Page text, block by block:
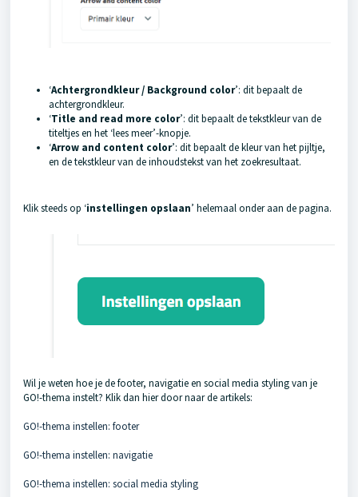
‘Achtergrondkleur / Background color’: dit bepaalt de
achtergrondkleur.
‘Title and read more color’: dit bepaalt de tekstkleur van de
titeltjes en het ‘lees meer’-knopje.
‘Arrow and content color’: dit bepaalt de kleur van het pijltje,
en de tekstkleur van de inhoudstekst van het zoekresultaat.
Klik steeds op ‘instellingen opslaan’ helemaal onder aan de pagina.
Wil je weten hoe je de footer, navigatie en social media styling van je
GO!-thema instelt? Klik dan hier door naar de artikels:
GO!-thema instellen: footer
GO!-thema instellen: navigatie
GO!-thema instellen: social media styling